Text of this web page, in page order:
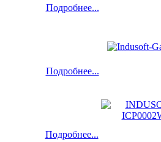
Подробнее...
Подробнее...
Подробнее...